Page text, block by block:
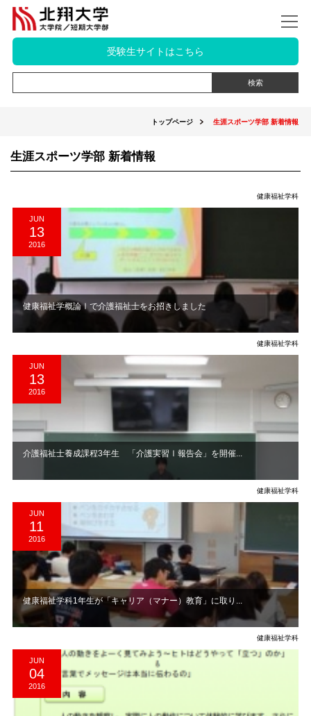
受験生サイトはこちら
トップページ 生涯スポーツ学部 新着情報
生涯スポーツ学部 新着情報
健康福祉学科
JUN
13
2016
健康福祉学概論Ⅰで介護福祉士をお招きしました
健康福祉学科
JUN
13
2016
介護福祉士養成課程3年生 「介護実習Ⅰ報告会」を開催...
健康福祉学科
JUN
11
2016
健康福祉学科1年生が「キャリア（マナー）教育」に取り...
健康福祉学科
JUN
04
2016